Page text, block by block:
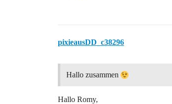
pixieausDD_c38296
Hallo zusammen
Hallo Romy,